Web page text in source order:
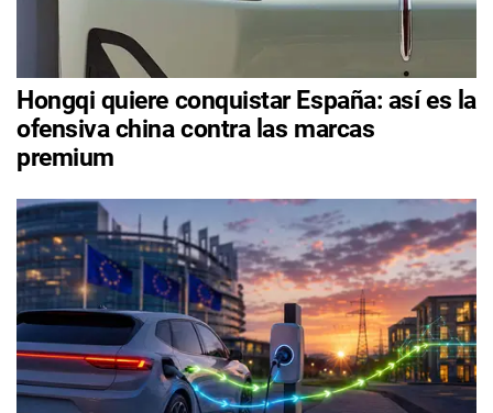
Hongqi quiere conquistar España: así es la
ofensiva china contra las marcas
premium